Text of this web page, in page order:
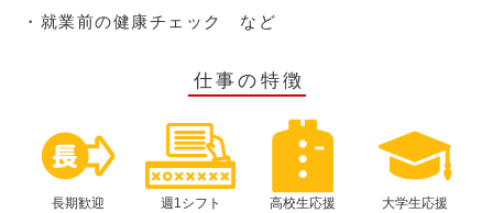
・就業前の健康チェック など
仕事の特徴
長期歓迎
週1シフト
高校生応援 大学生応援